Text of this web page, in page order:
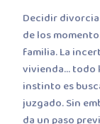
Decidir
de los
familia. La
vivienda… todo
instinto es
juzgado. Sin